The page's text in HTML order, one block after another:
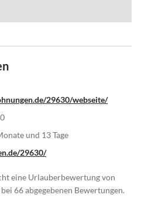
29630/webseite/
und 13 Tage
29630/
eine Urlauberbewertung von
66 abgegebenen Bewertungen.